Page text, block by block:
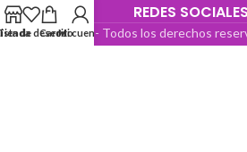
REDES SOCIALES
OhMyTienda! - Todos los derechos
de deseos
CarritoMi cuenta